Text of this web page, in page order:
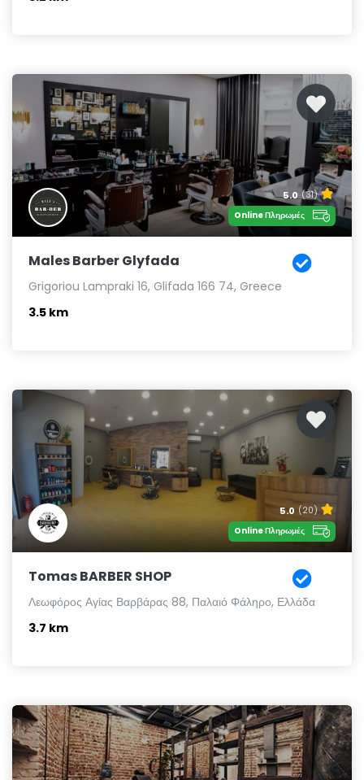
5.0 (31)
Online Πληρωμές
Males Barber Glyfada
Grigoriou Lampraki 16, Glifada 166 74, Greece
3.5 km
5.0 (20)
Online Πληρωμές
Tomas BARBER SHOP
Λεωφόρος Αγίας Βαρβάρας 88, Παλαιό Φάληρο, Ελλάδα
3.7 km